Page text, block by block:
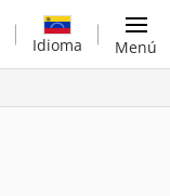
Idioma Menú